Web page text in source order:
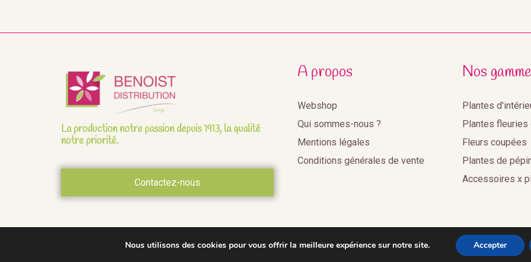
La production notre passion depuis 1913, la qualité
notre priorité.
Contactez-nous
A propos
Webshop
Qui sommes-nous ?
Mentions légales
Conditions générales de vente
Nos
Plantes
Plantes
Fleurs coupées
Plantes de
Accessoires x
2020©Benoist Distribution •Réalisation Agence web Youdemus
Nous utilisons des cookies pour vous offrir la meilleure expérience sur notre site. Accepter